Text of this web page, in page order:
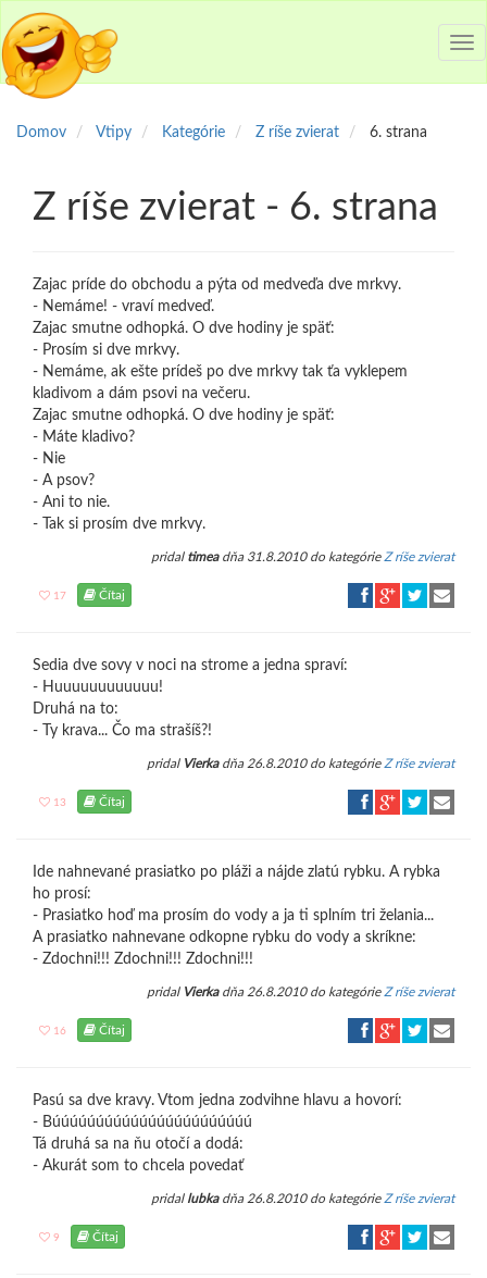
Domov Vtipy Kategórie Z ríše zvierat 6. strana
Z ríše zvierat - 6. strana
Zajac príde do obchodu a pýta od medveďa dve mrkvy.
- Nemáme! - vraví medveď.
Zajac smutne odhopká. O dve hodiny je späť:
- Prosím si dve mrkvy.
- Nemáme, ak ešte prídeš po dve mrkvy tak ťa vyklepem
kladivom a dám psovi na večeru.
Zajac smutne odhopká. O dve hodiny je späť:
- Máte kladivo?
- Nie
- A psov?
- Ani to nie.
- Tak si prosím dve mrkvy.
pridal timeadňa 31.8.2010 do kategórie Z ríše zvierat
17 Čítaj
Sedia dve sovy v noci na strome a jedna spraví:
- Huuuuuuuuuuuu!
Druhá na to:
- Ty krava... Čo ma strašíš?!
pridal Vierkadňa 26.8.2010 do kategórie Z ríše zvierat
13 Čítaj
Ide nahnevané prasiatko po pláži a nájde zlatú rybku. A rybka
ho prosí:
- Prasiatko hoď ma prosím do vody a ja ti splním tri želania...
A prasiatko nahnevane odkopne rybku do vody a skríkne:
- Zdochni!!! Zdochni!!! Zdochni!!!
pridal Vierkadňa 26.8.2010 do kategórie Z ríše zvierat
16 Čítaj
Pasú sa dve kravy. Vtom jedna zodvihne hlavu a hovorí:
- Búúúúúúúúúúúúúúúúúúúúúúú
Tá druhá sa na ňu otočí a dodá:
- Akurát som to chcela povedať
pridal lubkadňa 26.8.2010 do kategórie Z ríše zvierat
9 Čítaj